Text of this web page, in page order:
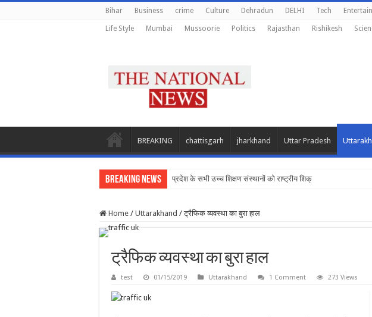
Bihar Business crime Culture Dehradun DELHI Tech
Life Style Mumbai Mussoorie Politics Rajasthan Rishikesh
BREAKING chattisgarh jharkhand Uttar Pradesh
Breaking News प्रदेश के सभी उच्च शिक्षण संस्थानों को राष्ट्रीय शिक्षा नीति के अन
Home / Uttarakhand / ट्रैफिक व्यवस्था का बुरा हाल
ट्रैफिक व्यवस्था का बुरा हाल
test 01/15/2019 Uttarakhand 1 Comment 273 Views